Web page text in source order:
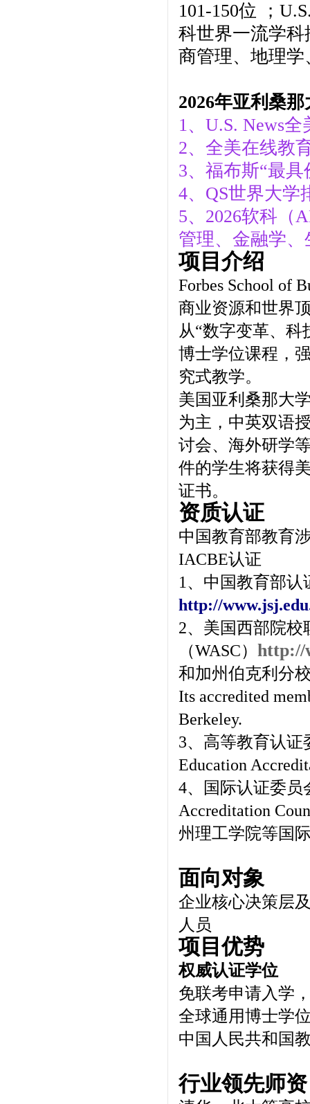
101-150位 ；
科世界一流学
商管理、地理
2026年亚利桑
1、U.S. News
2、全美在线教
3、福布斯“最
4、QS世界大学
5、2026软科（
管理、金融学
项目介绍
Forbes School of
商业资源和世界
从“数字变革、
博士学位课程，
究式教学。
美国亚利桑那大
为主，中英双语
讨会、海外研学
件的学生将获得
证书。
资质认证
中国教育部教育
IACBE认证
1、中国教育部
http://
2、美国西部院校
（WASC） http://
和加州伯克利分
Its accredited
Berkeley.
3、高等教育认证
Education
4、国际认证委员
Accreditation
州理工学院等国
面向对象
企业核心决策层
人员
项目优势
权威认证学位
免联考申请入学
全球通用博士学
中国人民共和国
行业领先师资